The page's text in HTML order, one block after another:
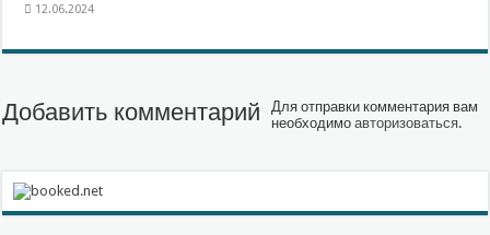
12.06.2024
Добавить комментарий
Для отправки комментария вам
необходимоавторизоваться.